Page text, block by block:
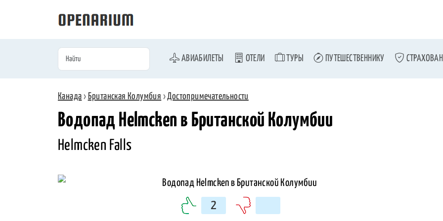
АВИАБИЛЕТЫ ОТЕЛИ ТУРЫ ПУТЕШЕСТВЕННИКУ
Канада › Британская Колумбия ›Достопримечательности
Водопад Helmcken в Британской Колумбии
Helmcken Falls
2